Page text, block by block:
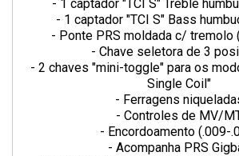
- 1 captador "TCI S" Treble
- 1 captador "TCI S" Bass
- Ponte PRS moldada c/ tremolo
- Chave seletora de 3
- 2 chaves "mini-toggle" para os
Single Coil"
- Ferragens
- Controles de MV/
- Encordoamento (.009-
- Acompanha PRS